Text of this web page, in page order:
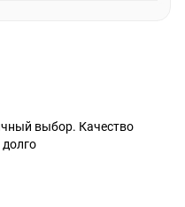
выбор. Качество